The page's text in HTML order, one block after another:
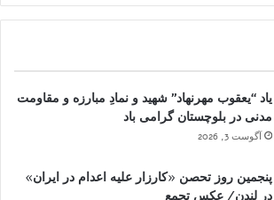
یاد “یعقوب مهرنهاد” شهید و نمادِ مبارزه و مقاومت
مدنی در بلوچستان گرامی باد
آگوست 3, 2026
پنجمین روز تحصن «کارزار علیه اعدام در ایران»
در لندن/ عکس تجمع